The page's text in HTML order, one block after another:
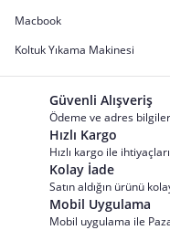
Macbook
Koltuk Yıkama Makinesi
Güvenli Alışveriş
Ödeme ve adres
Hızlı Kargo
Hızlı kargo ile
Kolay İade
Satın aldığın ürünü
Mobil Uygulama
Mobil uygulama ile